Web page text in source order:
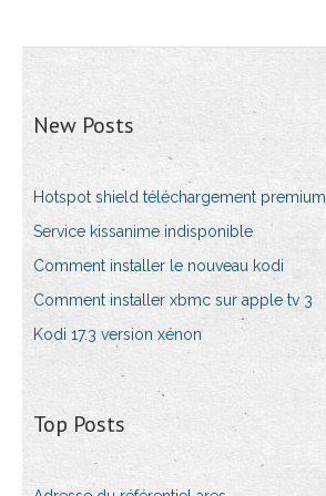
New Posts
Hotspot shield téléchargement premium
Service kissanime indisponible
Comment installer le nouveau kodi
Comment installer xbmc sur apple tv 3
Kodi 17.3 version xénon
Top Posts